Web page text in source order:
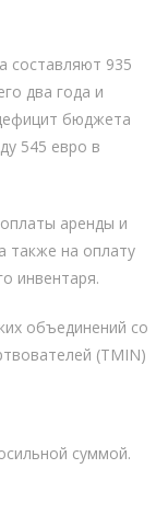
составляют 935
два года и
бюджета
545 евро в
аренды и
также на оплату
инвентаря.
объединений со
(TMIN)
суммой.